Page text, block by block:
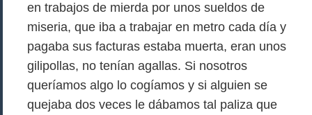
en trabajos de mierda por unos sueldos de
miseria, que iba a trabajar en metro cada día y
pagaba sus facturas estaba muerta, eran unos
gilipollas, no tenían agallas. Si nosotros
queríamos algo lo cogíamos y si alguien se
quejaba dos veces le dábamos tal paliza que